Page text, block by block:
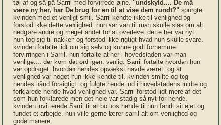
tøj af og så på Sarril med forvirrede øjne. "undskyld.... De må
være ny her, har De brug for en til at vise dem rundt?" spurgte
kvinden med et venligt smil. Sarril kendte ikke til venlighed og
forstod ikke dette venlighed. hun var van til man skulle slås om alt.
nedgøre andre og meget andet for at overleve. dette her var nyt.
hun tog sig til nakken og forstod ikke rigtigt hvad hun skulle svare.
kvinden fortalte lidt om sig selv og kunne godt fornemme
forvirringen i Sarril. hun fortalte at her i hovedstaden var man
venlige.... der kom det ord igen. venlig. Sarril fortalte hvordan hun
var opdraget. hvordan hendes opvækst havde været. og at
venlighed var noget hun ikke kendte til. kvinden smilte og tog
hendes hånd forsigtigt. og fulgte hende ind i hovedstadens midte og
forklarede hende hvad venlighed var. Sarril forstod lidt mere af det
som hun forklarede men det hele var stadig så nyt for hende.
kvinden invitterede Sarril til at bo hos hende til hun fandt sit ejet og
fundet et arbejde. hun ville gerne lærer sarril alt om venlighed og
gode manere.